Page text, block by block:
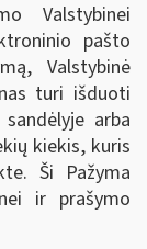
Valstybinei
pašto
Valstybinė
turi išduoti
arba
kiekis, kuris
Ši Pažyma
ir prašymo